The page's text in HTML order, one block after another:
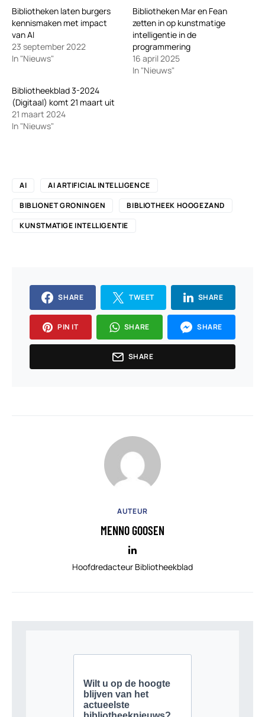
Bibliotheken laten burgers
kennismaken met impact
van AI
23 september 2022
In "Nieuws"
Bibliotheken Mar en Fean
zetten in op kunstmatige
intelligentie in de
programmering
16 april 2025
In "Nieuws"
Bibliotheekblad 3-2024
(Digitaal) komt 21 maart uit
21 maart 2024
In "Nieuws"
AI
AI ARTIFICIAL INTELLIGENCE
BIBLIONET GRONINGEN
BIBLIOTHEEK HOOGEZAND
KUNSTMATIGE INTELLIGENTIE
SHARE TWEET SHARE
PIN IT SHARE SHARE
SHARE
AUTEUR
MENNO GOOSEN
Hoofdredacteur Bibliotheekblad